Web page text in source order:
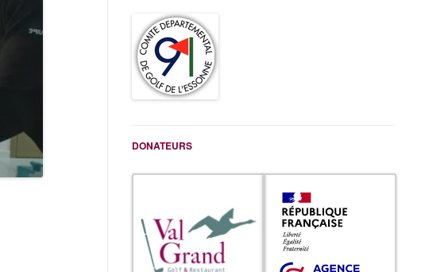
DONATEURS